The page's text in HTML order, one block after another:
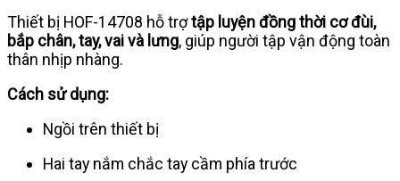
Thiết bị HOF-14708 hỗ trợtập luyện đồng thời cơ đùi,
bắp chân, tay, vai và lưng, giúp người tập vận động toàn
thân nhịp nhàng.
Cách sử dụng:
Ngồi trên thiết bị
Hai tay nắm chắc tay cầm phía trước